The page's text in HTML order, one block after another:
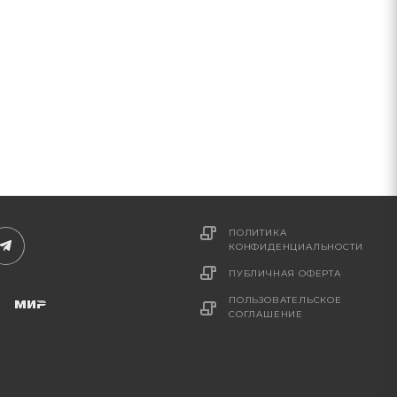
ПОЛИТИКА
КОНФИДЕНЦИАЛЬНОСТИ
ПУБЛИЧНАЯ ОФЕРТА
ПОЛЬЗОВАТЕЛЬСКОЕ
СОГЛАШЕНИЕ